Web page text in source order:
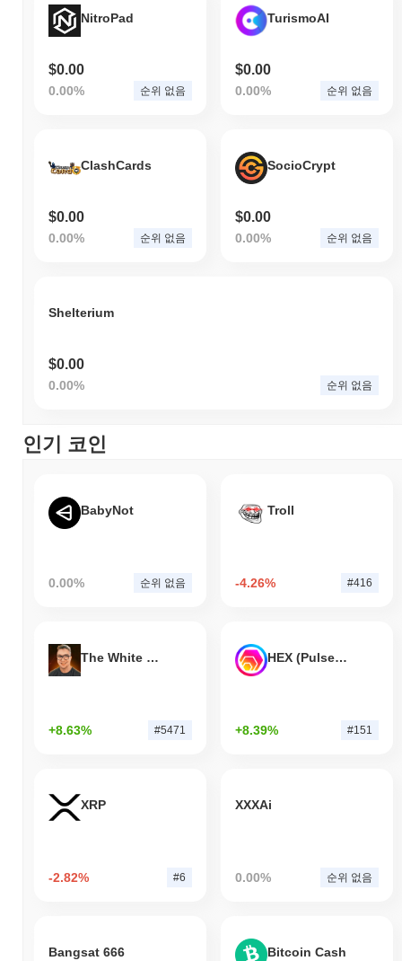
NitroPad
$0.00
0.00% 순위 없음
TurismoAI
$0.00
0.00% 순위 없음
ClashCards
$0.00
0.00% 순위 없음
SocioCrypt
$0.00
0.00% 순위 없음
Shelterium
$0.00
0.00% 순위 없음
인기 코인
BabyNot
0.00% 순위 없음
Troll
-4.26% #416
The White Bull
+8.63% #5471
HEX (Pulsechain)
+8.39% #151
XRP
-2.82% #6
XXXAi
0.00% 순위 없음
Bangsat 666 Bitcoin Cash